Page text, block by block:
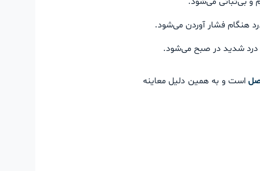
هنگام فشار آوردن می‌شود.
و درد شدید در صبح می‌شود.
است و به همین دلیل معاینه